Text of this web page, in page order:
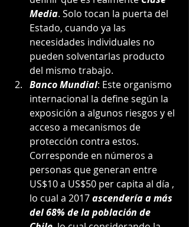
Media. Solo tocan la puerta del
Estado, cuando ya las
necesidades individuales no
pueden solventarlas producto
del mismo trabajo.
Banco Mundial: Este organismo
internacional la define según la
exposición a algunos riesgos y el
acceso a mecanismos de
protección contra estos.
Corresponde en números a
personas que generan entre
US$10 a US$50 per capita al día ,
lo cual a 2017 ascendería a más
del 68% de la población de